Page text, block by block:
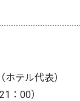
テル代表）
21：00）